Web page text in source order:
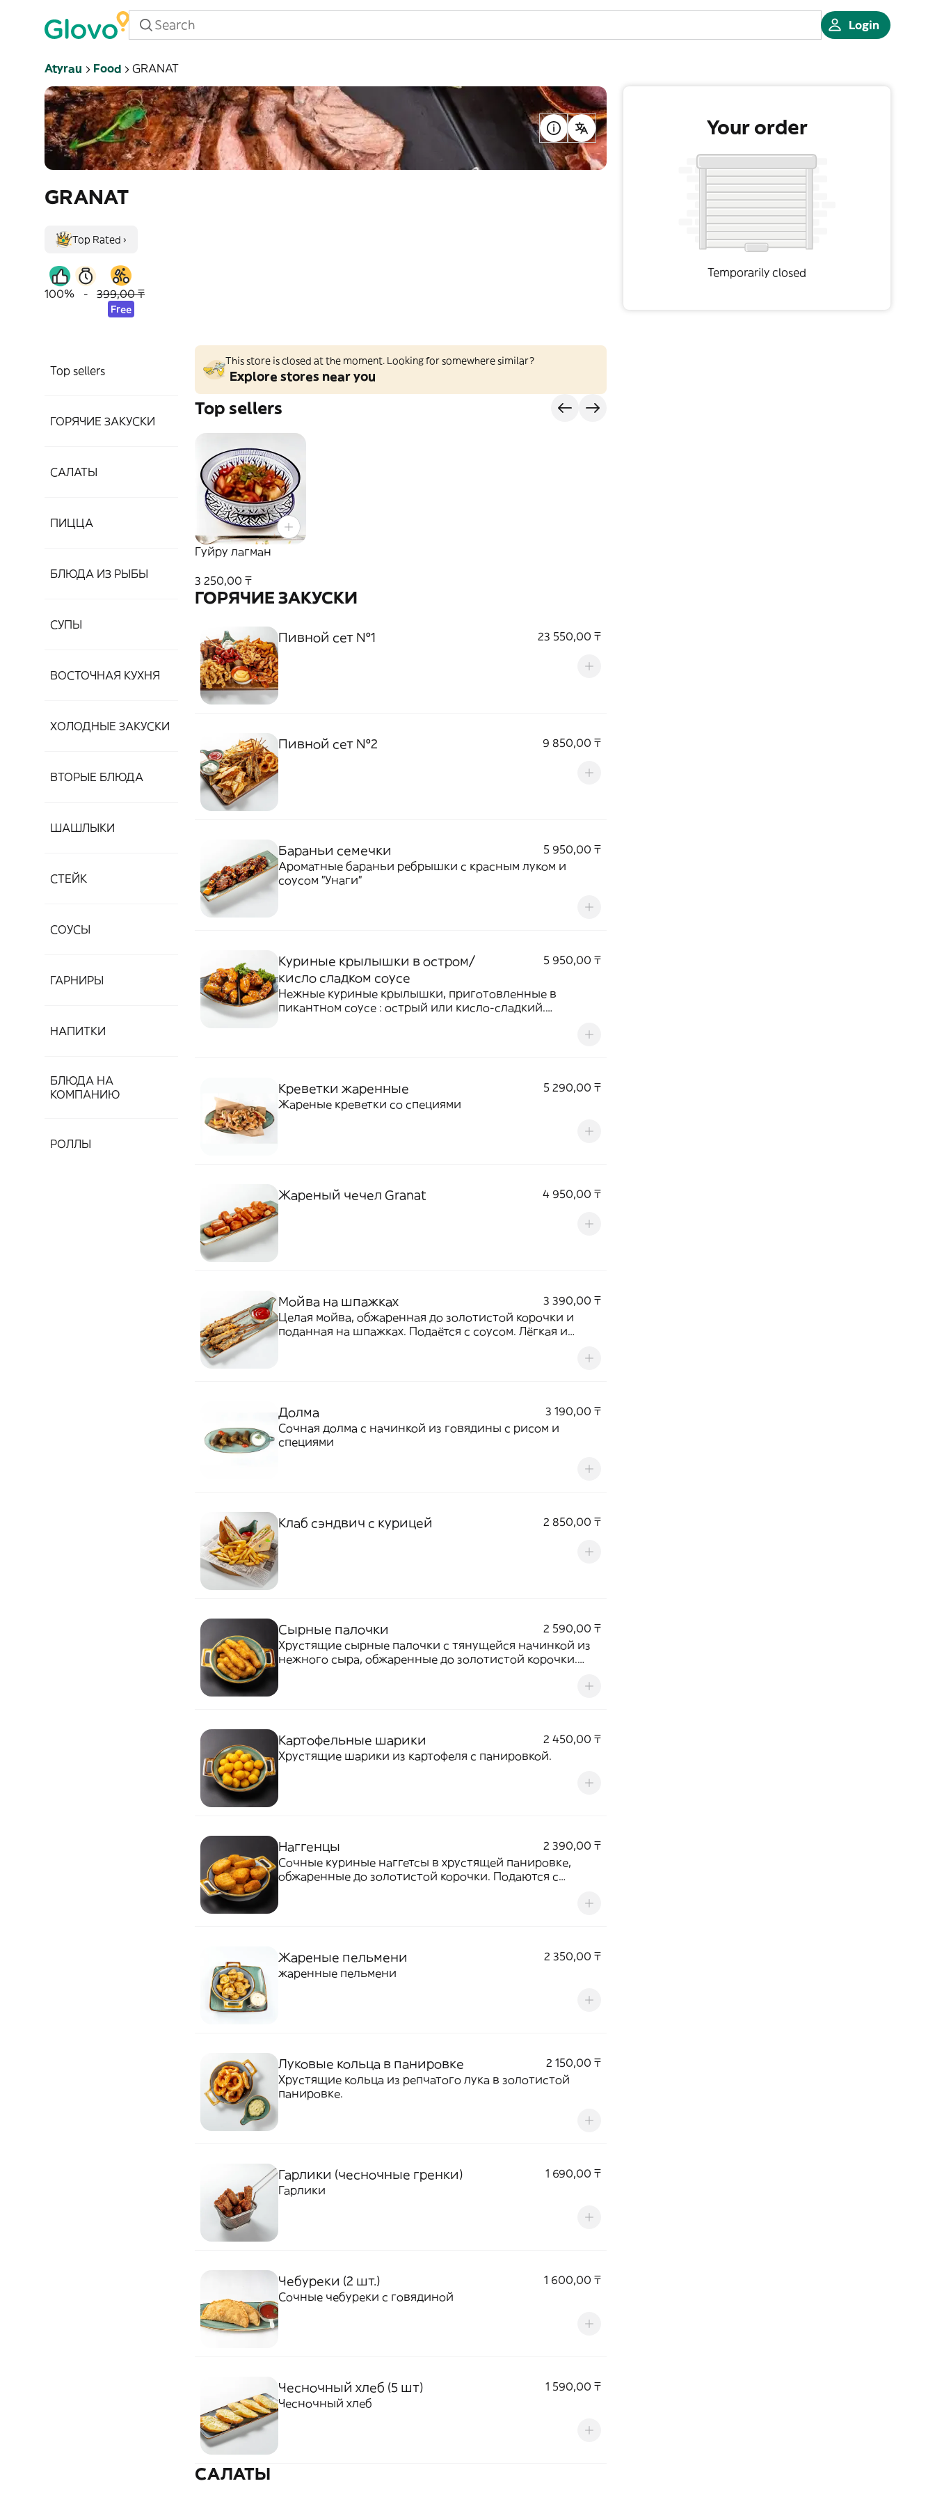
Login
Atyrau Food GRANAT
GRANAT
Top Rated ›
100% - 399,00 ₸
Free
Top sellers
ГОРЯЧИЕ ЗАКУСКИ
САЛАТЫ
ПИЦЦА
БЛЮДА ИЗ РЫБЫ
СУПЫ
ВОСТОЧНАЯ КУХНЯ
ХОЛОДНЫЕ ЗАКУСКИ
ВТОРЫЕ БЛЮДА
ШАШЛЫКИ
СТЕЙК
СОУСЫ
ГАРНИРЫ
НАПИТКИ
БЛЮДА НА
КОМПАНИЮ
РОЛЛЫ
This store is closed at the moment. Looking for somewhere similar?
Explore stores near you
Top sellers
Гуйру лагман
3 250,00 ₸
ГОРЯЧИЕ ЗАКУСКИ
Пивной сет №1 23 550,00 ₸
Пивной сет №2 9 850,00 ₸
Бараньи семечки
5 950,00 ₸
Ароматные бараньи ребрышки с красным луком и
соусом "Унаги"
Куриные крылышки в остром/
кисло сладком соусе
5 950,00 ₸
Нежные куриные крылышки, приготовленные в
пикантном соусе : острый или кисло-сладкий.
Креветки жаренные
5 290,00 ₸
Жареные креветки со специями
Жареный чечел Granat 4 950,00 ₸
Мойва на шпажках
3 390,00 ₸
Целая мойва, обжаренная до золотистой корочки и
поданная на шпажках. Подаётся с соусом. Лёгкая и
Долма
3 190,00 ₸
Сочная долма с начинкой из говядины с рисом и
специями
Клаб сэндвич с курицей 2 850,00 ₸
Сырные палочки
2 590,00 ₸
Хрустящие сырные палочки с тянущейся начинкой из
нежного сыра, обжаренные до золотистой корочки.
Картофельные шарики
2 450,00 ₸
Хрустящие шарики из картофеля с панировкой.
Наггенцы
2 390,00 ₸
Сочные куриные наггетсы в хрустящей панировке,
обжаренные до золотистой корочки. Подаются с
Жареные пельмени
2 350,00 ₸
жаренные пельмени
Луковые кольца в панировке
2 150,00 ₸
Хрустящие кольца из репчатого лука в золотистой
панировке.
Гарлики (чесночные гренки)
1 690,00 ₸
Гарлики
Чебуреки (2 шт.)
1 600,00 ₸
Сочные чебуреки с говядиной
Чесночный хлеб (5 шт)
1 590,00 ₸
Чесночный хлеб
САЛАТЫ
Your order
Temporarily closed